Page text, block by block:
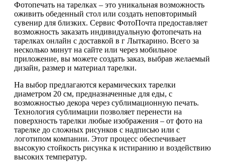
Фотопечать на тарелках – это уникальная возможность
оживить обеденный стол или создать неповторимый
сувенир для близких. Сервис ФотоПочта предоставляет
возможность заказать индивидуальную фотопечать на
тарелках онлайн с доставкой в г Лыткарино. Всего за
несколько минут на сайте или через мобильное
приложение, вы можете создать заказ, выбрав желаемый
дизайн, размер и материал тарелки.
На выбор предлагаются керамических тарелки
диаметром 20 см, предназначенные для еды, с
возможностью декора через сублимационную печать.
Технология сублимации позволяет перенести на
поверхность тарелки любые изображения – от фото на
тарелке до сложных рисунков с надписью или с
логотипом компании. Этот процесс обеспечивает
высокую стойкость рисунка к истиранию и воздействию
высоких температур.